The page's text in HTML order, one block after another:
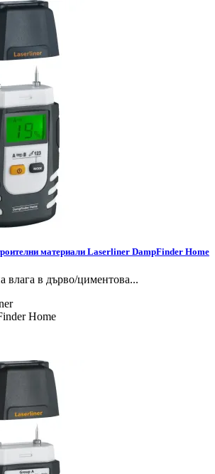
материали Laserliner DampFinder Home
влага в дърво/циментова...
Home